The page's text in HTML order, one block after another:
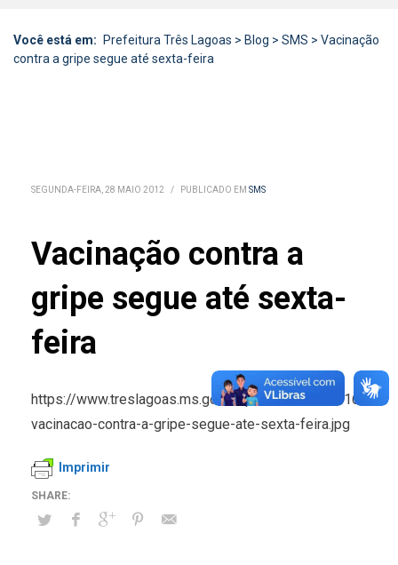
Você está em: Prefeitura Três Lagoas > Blog > SMS > Vacinação
contra a gripe segue até sexta-feira
SEGUNDA-FEIRA, 28 MAIO 2012 / PUBLICADO EM SMS
Vacinação contra a
gripe segue até sexta-
feira
https://www.treslagoas.ms.gov.br/public/noticias/16721-
vacinacao-contra-a-gripe-segue-ate-sexta-feira.jpg
Imprimir